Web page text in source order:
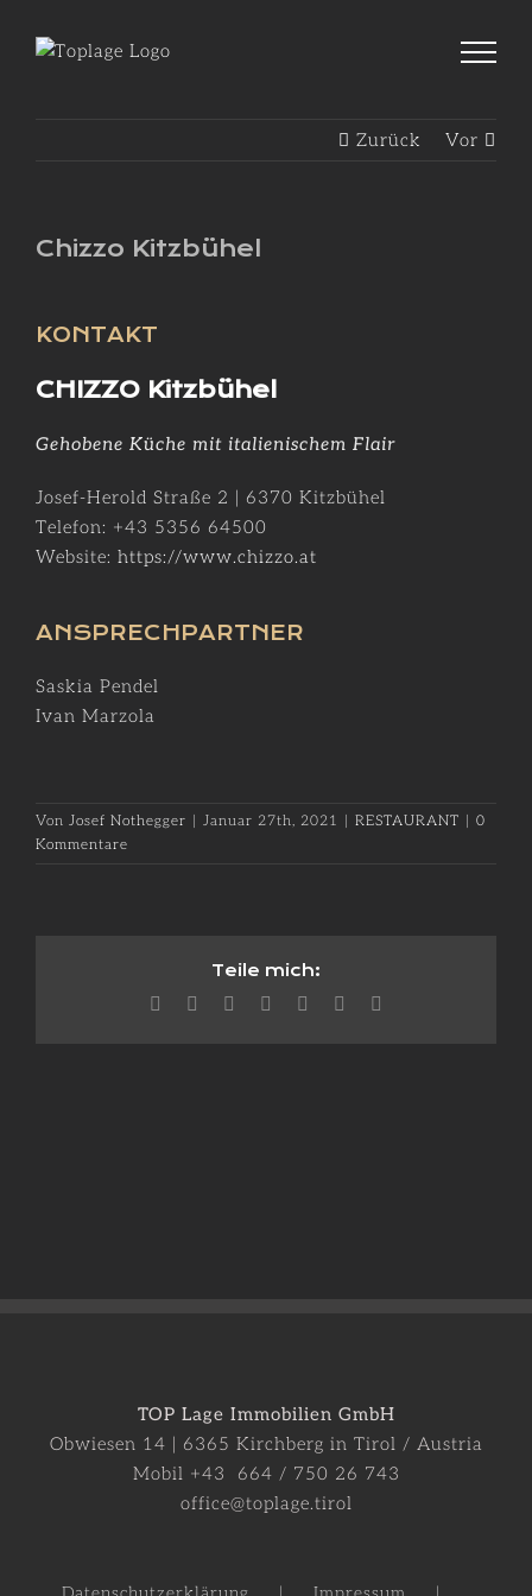
Inhalt
Zurück Vor
Chizzo Kitzbühel
KONTAKT
CHIZZO Kitzbühel
Gehobene Küche mit italienischem Flair
Josef-Herold Straße 2 | 6370 Kitzbühel
Telefon: +43 5356 64500
Website: https://www.chizzo.at
ANSPRECHPARTNER
Saskia Pendel
Ivan Marzola
Von Josef Nothegger | Januar 27th, 2021 | RESTAURANT | 0
Kommentare
Teile mich:
Facebook RedditLinkedInWhatsApp
Pinterest
TOP Lage Immobilien GmbH
Obwiesen 14 | 6365 Kirchberg in Tirol / Austria
Mobil +43 664 / 750 26 743
office@toplage.tirol